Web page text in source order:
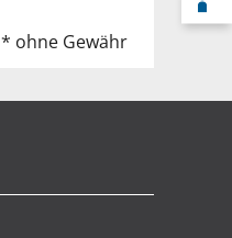
* ohne Gewähr